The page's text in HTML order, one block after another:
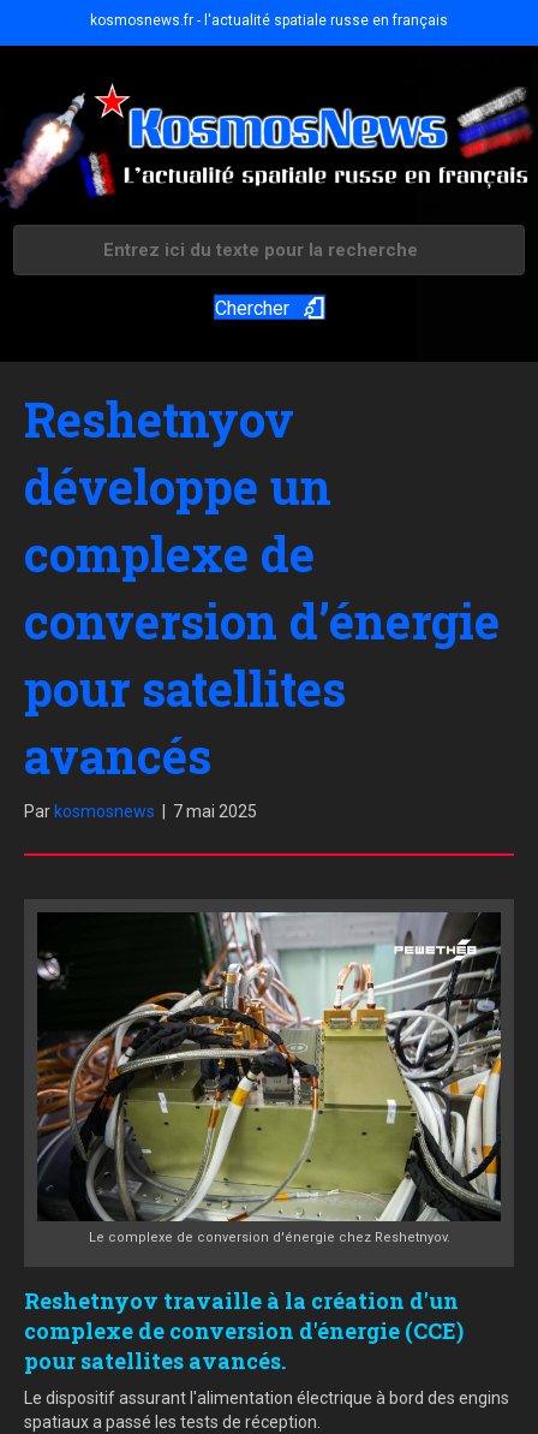
kosmosnews.fr - l'actualité spatiale russe en français
Chercher
Reshetnyov
développe un
complexe de
conversion d’énergie
pour satellites
avancés
Par kosmosnews 7 mai 2025
Le complexe de conversion d'énergie chez Reshetnyov.
Reshetnyov travaille à la création d'un
complexe de conversion d'énergie (CCE)
pour satellites avancés.
Le dispositif assurant l'alimentation électrique à bord des engins
spatiaux a passé les tests de réception.